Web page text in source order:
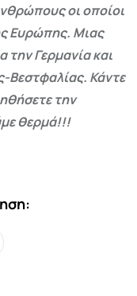
οι οποίοι
Ευρώπης. Μιας
την Γερμανία και
Βεστφαλίας. Κάντε
την
θερμά!!!